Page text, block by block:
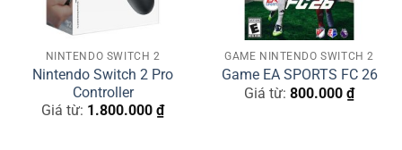
NFC/Amiibo.
Macro & remap nút.
Turbo mode.
2 nút phụ phía sau (M1/M2).
NINTENDO SWITCH 2
Nintendo Switch 2 Pro
Controller
Giá từ: 1.800.000 ₫
GAME NINTENDO SWITCH 2
Game EA SPORTS FC 26
Giá từ: 800.000 ₫